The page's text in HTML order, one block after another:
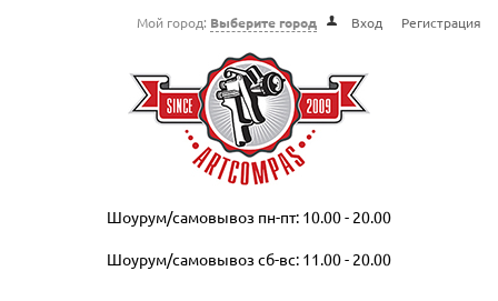
Мой город: Выберите город Вход Регистрация
Шоурум/самовывоз пн-пт: 10.00 - 20.00
Шоурум/самовывоз сб-вс: 11.00 - 20.00